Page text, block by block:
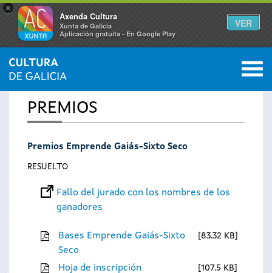
×
Axenda Cultura
Xunta de Galicia
Aplicación gratuíta - En Google Play
VER
Se
encuentra
usted
INICIO 0
PREMIOS
Premios Emprende Gaiás-Sixto Seco
RESUELTO
Fallo del jurado con los nombres de los
ganadores
Bases Emprende Gaiás-Sixto
Seco
83.32 KB
Hoja de inscripción 107.5 KB